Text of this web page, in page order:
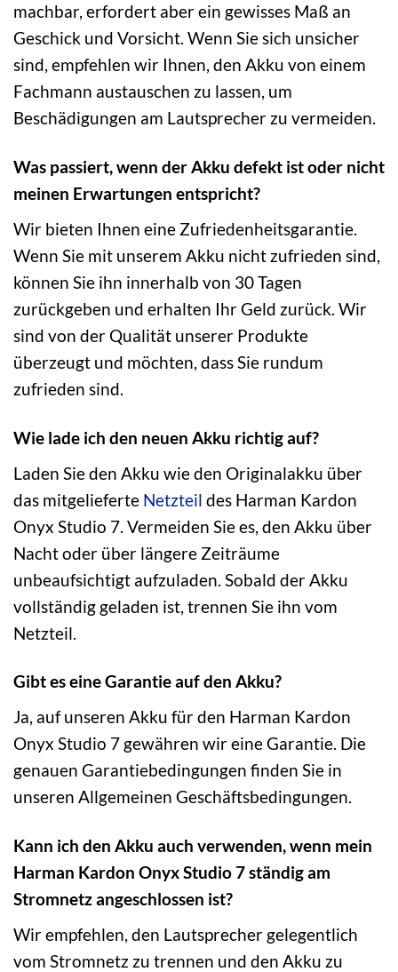
machbar, erfordert aber ein gewisses Maß an
Geschick und Vorsicht. Wenn Sie sich unsicher
sind, empfehlen wir Ihnen, den Akku von einem
Fachmann austauschen zu lassen, um
Beschädigungen am Lautsprecher zu vermeiden.
Was passiert, wenn der Akku defekt ist oder nicht
meinen Erwartungen entspricht?
Wir bieten Ihnen eine Zufriedenheitsgarantie.
Wenn Sie mit unserem Akku nicht zufrieden sind,
können Sie ihn innerhalb von 30 Tagen
zurückgeben und erhalten Ihr Geld zurück. Wir
sind von der Qualität unserer Produkte
überzeugt und möchten, dass Sie rundum
zufrieden sind.
Wie lade ich den neuen Akku richtig auf?
Laden Sie den Akku wie den Originalakku über
das mitgelieferte Netzteil des Harman Kardon
Onyx Studio 7. Vermeiden Sie es, den Akku über
Nacht oder über längere Zeiträume
unbeaufsichtigt aufzuladen. Sobald der Akku
vollständig geladen ist, trennen Sie ihn vom
Netzteil.
Gibt es eine Garantie auf den Akku?
Ja, auf unseren Akku für den Harman Kardon
Onyx Studio 7 gewähren wir eine Garantie. Die
genauen Garantiebedingungen finden Sie in
unseren Allgemeinen Geschäftsbedingungen.
Kann ich den Akku auch verwenden, wenn mein
Harman Kardon Onyx Studio 7 ständig am
Stromnetz angeschlossen ist?
Wir empfehlen, den Lautsprecher gelegentlich
vom Stromnetz zu trennen und den Akku zu